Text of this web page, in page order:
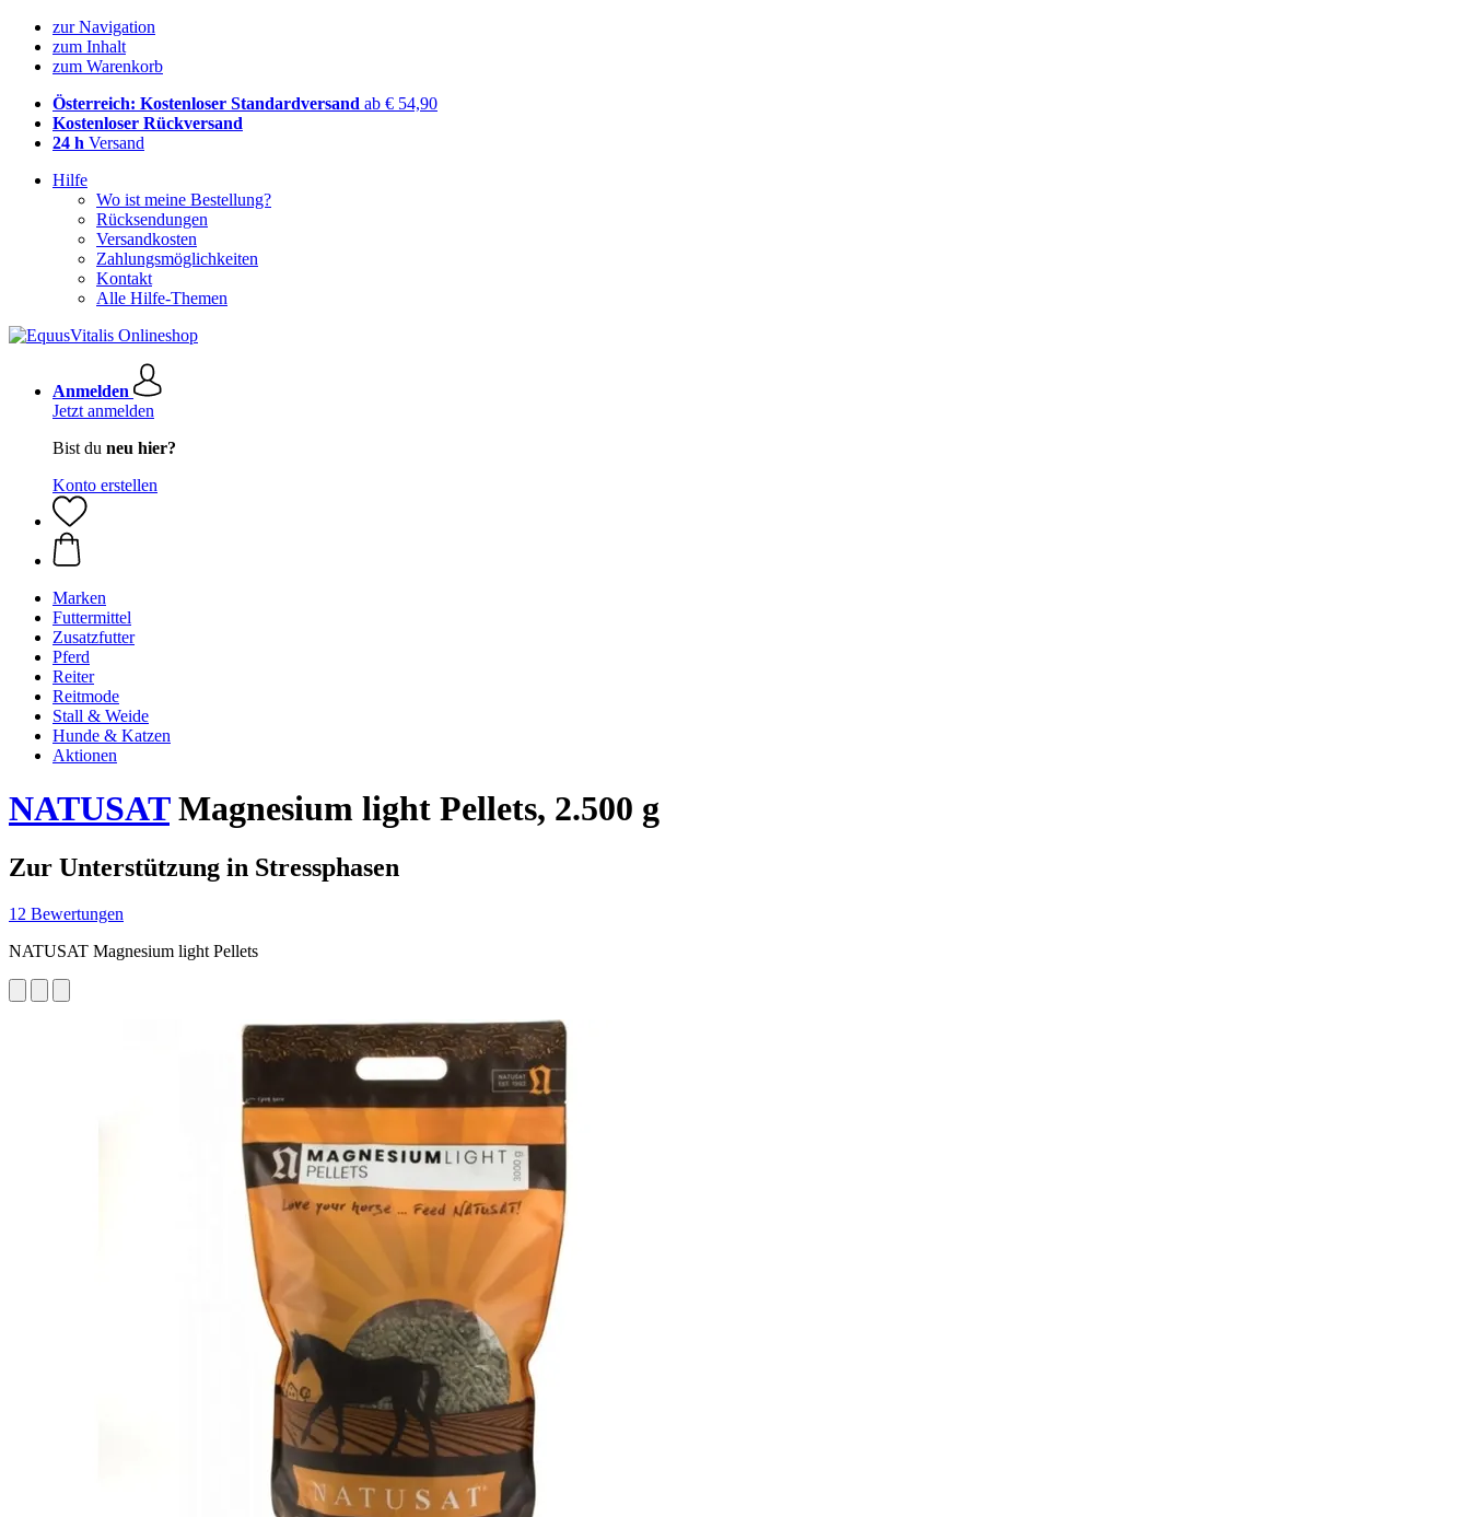
zur Navigation
zum Inhalt
zum Warenkorb
Österreich: Kostenloser Standardversand ab € 54,90
Kostenloser Rückversand
24 h Versand
Hilfe
Wo ist meine Bestellung?
Rücksendungen
Versandkosten
Zahlungsmöglichkeiten
Kontakt
Alle Hilfe-Themen
Anmelden
Jetzt anmelden
Bist du neu hier?
Konto erstellen
Marken
Futtermittel
Zusatzfutter
Pferd
Reiter
Reitmode
Stall & Weide
Hunde & Katzen
Aktionen
NATUSATMagnesium light Pellets, 2.500 g
Zur Unterstützung in Stressphasen
12 Bewertungen
NATUSAT Magnesium light Pellets